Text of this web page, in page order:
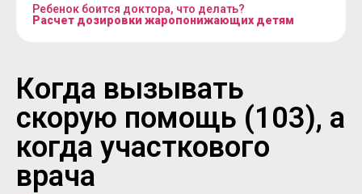
Ребенок боится доктора, что делать?
Расчет дозировки жаропонижающих детям
Когда вызывать
скорую помощь (103), а
когда участкового
врача